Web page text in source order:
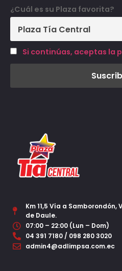
¿Cuál es su Plaza favorita?
Si continúas, aceptas la
Km 11,5 Vía a
de Daule.
07:00 – 22:00 (Lun – Dom)
04 391 7180 / 098 280 3020
admin4@adlimpsa.com.ec